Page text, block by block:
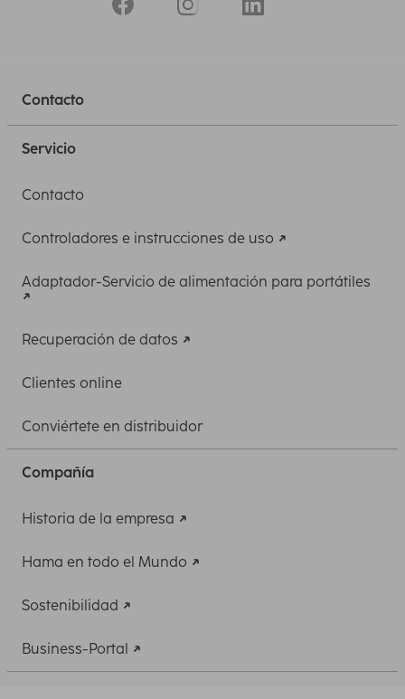
Contacto
Servicio
Contacto
Controladores e instrucciones de uso
Adaptador-Servicio de alimentación para portátiles
Recuperación de datos
Clientes online
Conviértete en distribuidor
Compañía
Historia de la empresa
Hama en todo el Mundo
Sostenibilidad
Business-Portal